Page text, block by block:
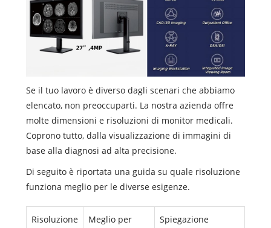
Se il tuo lavoro è diverso dagli scenari che abbiamo
elencato, non preoccuparti. La nostra azienda offre
molte dimensioni e risoluzioni di monitor medicali.
Coprono tutto, dalla visualizzazione di immagini di
base alla diagnosi ad alta precisione.
Di seguito è riportata una guida su quale risoluzione
funziona meglio per le diverse esigenze.
Risoluzione Meglio per Spiegazione